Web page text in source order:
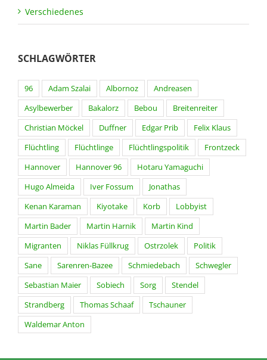
Verschiedenes
SCHLAGWÖRTER
96 Adam Szalai Albornoz
Andreasen
Asylbewerber
Bakalorz Bebou
Breitenreiter
Christian Möckel
Duffner Edgar Prib
Felix Klaus
Flüchtling
Flüchtlinge Flüchtlingspolitik
Frontzeck
Hannover
Hannover 96
Hotaru Yamaguchi
Hugo Almeida
Iver Fossum
Jonathas
Kenan Karaman
Kiyotake Korb
Lobbyist
Martin Bader
Martin Harnik
Martin Kind
Migranten
Niklas Füllkrug Ostrzolek
Politik
Sane
Sarenren-Bazee Schmiedebach
Schwegler
Sebastian Maier
Sobiech Sorg
Stendel
Strandberg
Thomas Schaaf
Tschauner
Waldemar Anton